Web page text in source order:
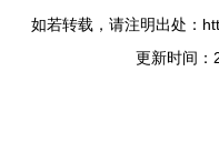
如若转载，请注明出处：
更新时间：